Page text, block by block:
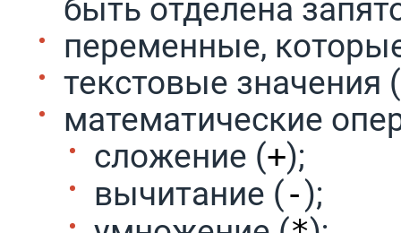
переменные,
текстовые
математические
сложение (+);
вычитание (-);